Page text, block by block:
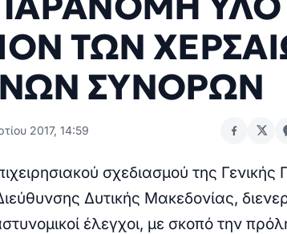
ΤΩΝ
ΣΥΝΟΡΩΝ
2017, 14:59
σχεδιασμού της Γενικής
Δυτικής Μακεδονίας,
έλεγχοι, με σκοπό την